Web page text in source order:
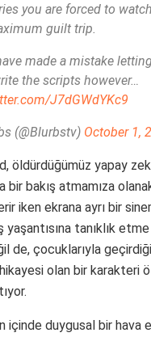
you are forced to
guilt trip.
made a mistake
the scripts however…
J7dGWdYKc9
(@Blurbstv) October 1,
öldürdüğümüz yapay
bir bakış atmamıza
iken ekrana ayrı bir
tanıklık
de, çocuklarıyla
olan bir karakteri
içinde duygusal bir hava